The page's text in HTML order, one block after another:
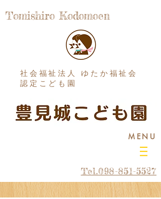
Tomishiro Kodomoen
社会福祉法人 ゆたか福祉会
認定こども園
MENU
Tel.098-851-5527